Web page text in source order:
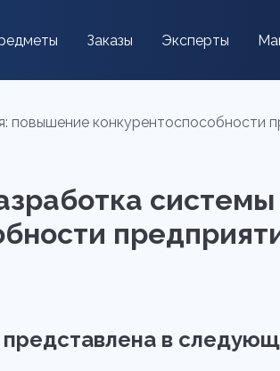
Заказы Эксперты
повышение
системы
в